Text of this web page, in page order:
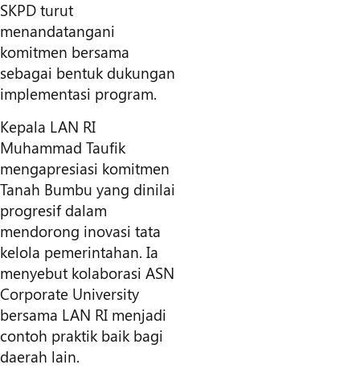
SKPD turut
menandatangani
komitmen bersama
sebagai bentuk dukungan
implementasi program.
Kepala LAN RI
Muhammad Taufik
mengapresiasi komitmen
Tanah Bumbu yang dinilai
progresif dalam
mendorong inovasi tata
kelola pemerintahan. Ia
menyebut kolaborasi ASN
Corporate University
bersama LAN RI menjadi
contoh praktik baik bagi
daerah lain.